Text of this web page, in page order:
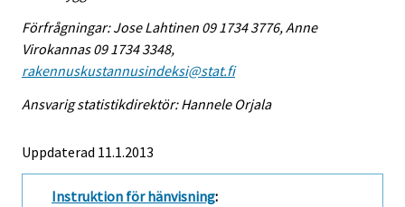
Förfrågningar: Jose Lahtinen 09 1734 3776, Anne
Virokannas 09 1734 3348,
rakennuskustannusindeksi@stat.fi
Ansvarig statistikdirektör: Hannele Orjala
Uppdaterad 11.1.2013
Instruktion för hänvisning: